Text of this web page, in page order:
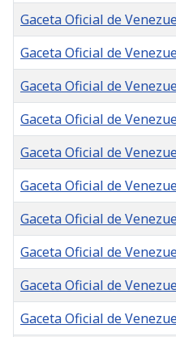
Gaceta Oficial de
Gaceta Oficial de
Gaceta Oficial de
Gaceta Oficial de
Gaceta Oficial de
Gaceta Oficial de
Gaceta Oficial de
Gaceta Oficial de
Gaceta Oficial de
Gaceta Oficial de